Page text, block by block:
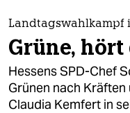
themen
politik
öko
Landtagswahlkampf
Grüne,
Hessens SPD-Chef
Grünen nach
Claudia Kemfert in